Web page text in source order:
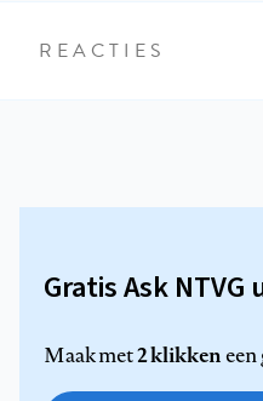
REACTIES
Gratis Ask
Maak met2 klikkeneen